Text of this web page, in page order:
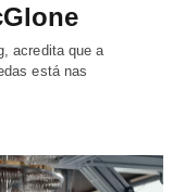
acredita que a
está nas